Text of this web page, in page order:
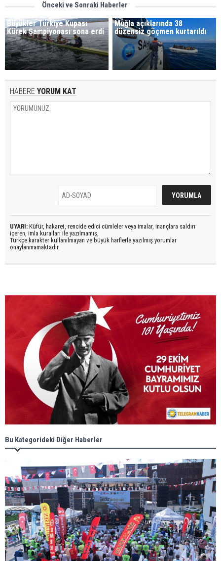
Önceki ve Sonraki Haberler
Büyükler Türkiye Kupası
Kürek Şampiyonası sona erdi
Muğla açıklarında 38
düzensiz göçmen kurtarıldı​​​​​
HABERE YORUM KAT
UYARI: Küfür, hakaret, rencide edici cümleler veya imalar, inançlara saldırı
içeren, imla kuralları ile yazılmamış,
Türkçe karakter kullanılmayan ve büyük harflerle yazılmış yorumlar
onaylanmamaktadır.
Bu Kategorideki Diğer Haberler